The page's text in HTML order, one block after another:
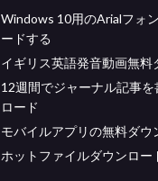
Windows 10用のArialフォ
ードする
イギリス英語発音動画無料
12週間でジャーナル記事を
ロード
モバイルアプリの無料ダウ
ホットファイルダウンロー